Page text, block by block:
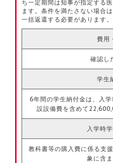
ち一定期間は知事が指定する
ます。条件を満たさない場合
一括返還する必要があります。
費用
確認し
学生
6年間の学生納付金は、入
設設備費を含めて
入学時
教科書等の購入費に係る支
象に含ま